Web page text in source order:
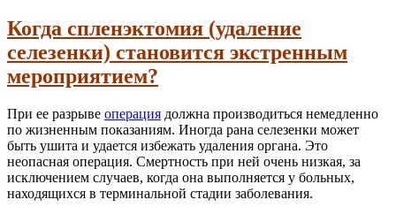
Когда спленэктомия (удаление
селезенки) становится экстренным
мероприятием?
При ее разрыве операция должна производиться немедленно
по жизненным показаниям. Иногда рана селезенки может
быть ушита и удается избежать удаления органа. Это
неопасная операция. Смертность при ней очень низкая, за
исключением случаев, когда она выполняется у больных,
находящихся в терминальной стадии заболевания.